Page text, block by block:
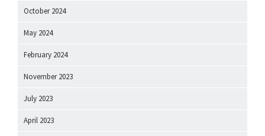
October 2024
May 2024
February 2024
November 2023
July 2023
April 2023